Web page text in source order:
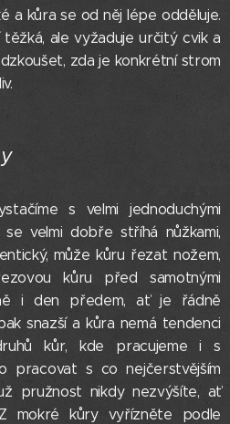
a kůra se od něj lépe odděluje.
ale vyžaduje určitý cvik a
zda je konkrétní strom
s velmi jednoduchými
velmi dobře stříhá nůžkami,
může kůru řezat nožem,
kůru před samotnými
i den předem, ať je řádně
snazší a kůra nemá tendenci
kůr, kde pracujeme i s
pracovat s co nejčerstvějším
pružnost nikdy nezvýšíte, ať
mokré kůry vyřízněte podle